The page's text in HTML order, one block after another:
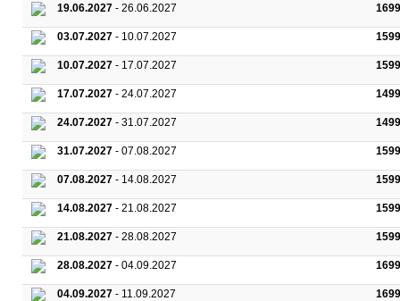
19.06.2027 - 26.06.2027
03.07.2027 - 10.07.2027
10.07.2027 - 17.07.2027
17.07.2027 - 24.07.2027
24.07.2027 - 31.07.2027
31.07.2027 - 07.08.2027
07.08.2027 - 14.08.2027
14.08.2027 - 21.08.2027
21.08.2027 - 28.08.2027
28.08.2027 - 04.09.2027
04.09.2027 - 11.09.2027